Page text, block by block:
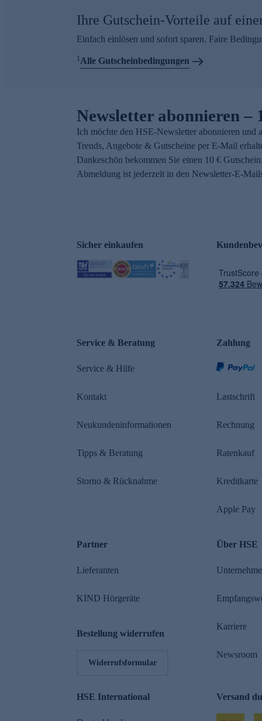
Ihre Gutschein-Vorteile auf
Einfach einlösen und sofort sparen. Faire
1Alle Gutscheinbedingungen
Newsletter abonnieren –
Ich möchte den HSE-Newsletter abonnieren und
Trends, Angebote & Gutscheine per E-Mail
Dankeschön bekommen Sie einen 10 €
Abmeldung ist jederzeit in den Newsletter-E-
Sicher einkaufen
Service & Beratung
Service & Hilfe
Kontakt
Neukundeninformationen
Tipps & Beratung
Storno & Rücknahme
Zahlung
Lastschrift
Rechnung
Ratenkauf
Kreditkarte
Apple Pay
Partner
Lieferanten
KIND Hörgeräte
Bestellung widerrufen
Widerrufsformular
Über HSE
Karriere
Newsroom
HSE International Versand